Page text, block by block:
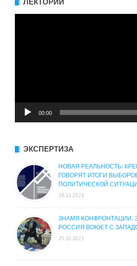
ЛЕКТОРИЙ
00:00
ЭКСПЕРТИЗА
НОВАЯ РЕАЛЬНОСТЬ:
ГОВОРЯТ ИТОГИ
ПОЛИТИЧЕСКОЙ
18.11.2021
ЗНАМЯ КОНФРОНТАЦИИ.
РОССИЯ ВОЮЕТ С
25.10.2021